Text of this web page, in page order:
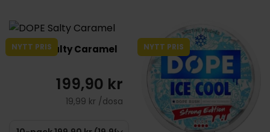
NYTT PRIS
DOPE Salty Caramel
199,90 kr
19,99 kr /dosa
NYTT PRIS